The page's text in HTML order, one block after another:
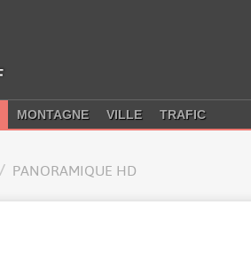
MONTAGNE VILLE TRAFIC
PANORAMIQUE HD